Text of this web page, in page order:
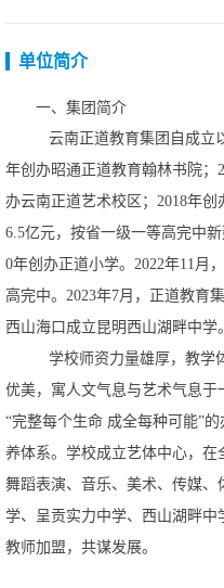
单位简介
一、 集团简介
云南正道教育集团自成立
年创办昭通正道教育翰林书院；
办云南正道艺术校区；2018年
6.5亿元，按省一级一等高完中
0年创办正道小学。2022年11月
高完中。2023年7月，正道教育
西山海口成立昆明西山湖畔中学。
学校师资力量雄厚，教学
优美，寓人文气息与艺术气息于
“完整每个生命成全每种可能”
养体系。学校成立艺体中心，
舞蹈表演、音乐、美术、传媒、
学、呈贡实力中学、西山湖畔
教师加盟，共谋发展。